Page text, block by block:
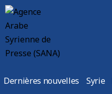
Dernières nouvelles Syrie